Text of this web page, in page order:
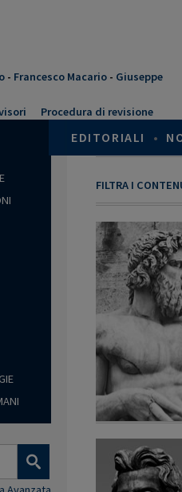
- Francesco Macario - Giuseppe
Procedura di revisione
EDITORIALI •
FILTRA I